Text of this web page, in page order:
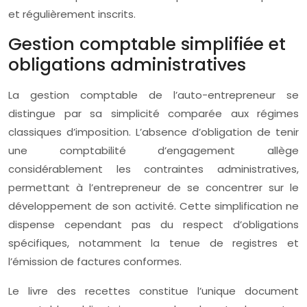
et régulièrement inscrits.
Gestion comptable simplifiée et
obligations administratives
La gestion comptable de l’auto-entrepreneur se
distingue par sa simplicité comparée aux régimes
classiques d’imposition. L’absence d’obligation de tenir
une comptabilité d’engagement allège
considérablement les contraintes administratives,
permettant à l’entrepreneur de se concentrer sur le
développement de son activité. Cette simplification ne
dispense cependant pas du respect d’obligations
spécifiques, notamment la tenue de registres et
l’émission de factures conformes.
Le livre des recettes constitue l’unique document